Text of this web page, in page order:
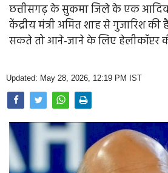
Farm & Food
Opinion
Photo Gallery
Home
छत्तीसगढ़ के सुकमा जिले के एक
केंद्रीय मंत्री अमित शाह से गुजारिश
सकते तो आने-जाने के लिए हेलीकॉप्टर
Updated: May 28, 2026, 12:19 PM IST